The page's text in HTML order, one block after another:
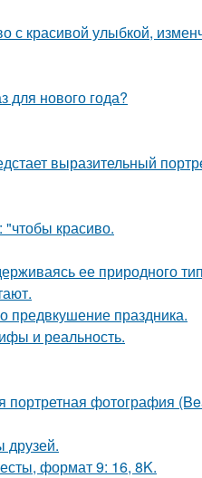
с красивой улыбкой,
для нового года?
выразительный
красиво.
ее природного
предвкушение праздника.
и реальность.
фотография
друзей.
формат 9: 16, 8K.